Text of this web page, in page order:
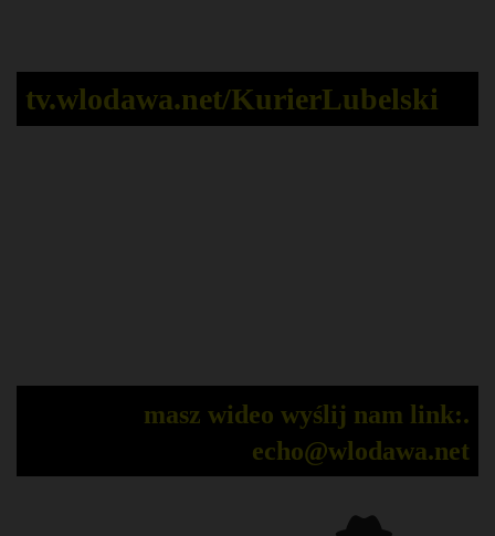
tv.wlodawa.net/KurierLubelski
masz wideo wyślij nam link:.
echo@wlodawa.net